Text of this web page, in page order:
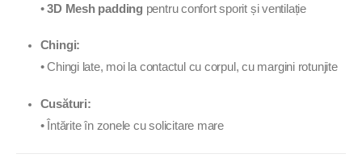
•3D Mesh padding pentru confort sporit și ventilație
Chingi:
• Chingi late, moi la contactul cu corpul, cu margini rotunjite
Cusături:
• Întărite în zonele cu solicitare mare